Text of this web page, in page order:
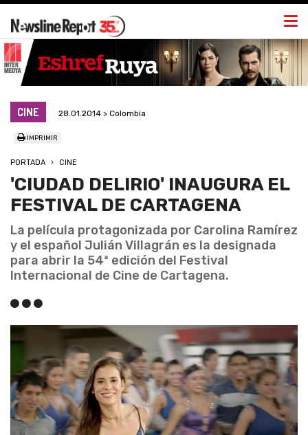
CINE 28.01.2014 > Colombia
IMPRIMIR
PORTADA CINE
'CIUDAD DELIRIO' INAUGURA EL
FESTIVAL DE CARTAGENA
La película protagonizada por Carolina Ramírez
y el español Julián Villagrán es la designada
para abrir la 54ª edición del Festival
Internacional de Cine de Cartagena.